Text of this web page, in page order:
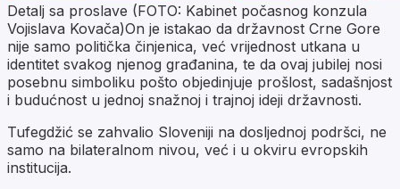
Detalj sa proslave (FOTO: Kabinet počasnog konzula
Vojislava Kovača)On je istakao da državnost Crne Gore
nije samo politička činjenica, već vrijednost utkana u
identitet svakog njenog građanina, te da ovaj jubilej nosi
posebnu simboliku pošto objedinjuje prošlost, sadašnjost
i budućnost u jednoj snažnoj i trajnoj ideji državnosti.
Tufegdžić se zahvalio Sloveniji na dosljednoj podršci, ne
samo na bilateralnom nivou, već i u okviru evropskih
institucija.